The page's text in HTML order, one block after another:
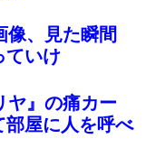
像、見た瞬間
ていけ
ヤ』の痛カー
部屋に人を呼べ